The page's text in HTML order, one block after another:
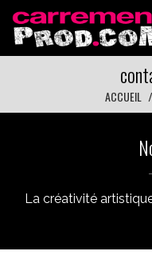
ACCUEIL
La créativité